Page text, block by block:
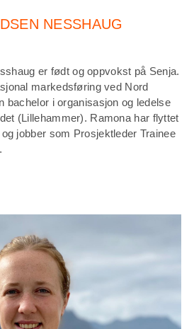
NESSHAUG
er født og oppvokst på Senja.
markedsføring ved Nord
bachelor i organisasjon og ledelse
(Lillehammer). Ramona har flyttet
jobber som Prosjektleder Trainee